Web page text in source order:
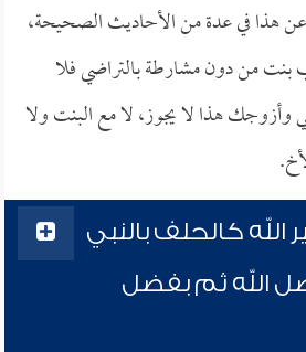
هذا في عدة من الأحاديث الصحيحة،
من دون مشارطة بالتراضي فلا
هذا لا يجوز، لا مع البنت ولا
كالحلف بالنبي
الله ثم بفضل